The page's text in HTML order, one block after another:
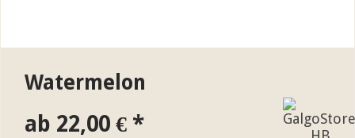
Watermelon
ab 22,00 € *